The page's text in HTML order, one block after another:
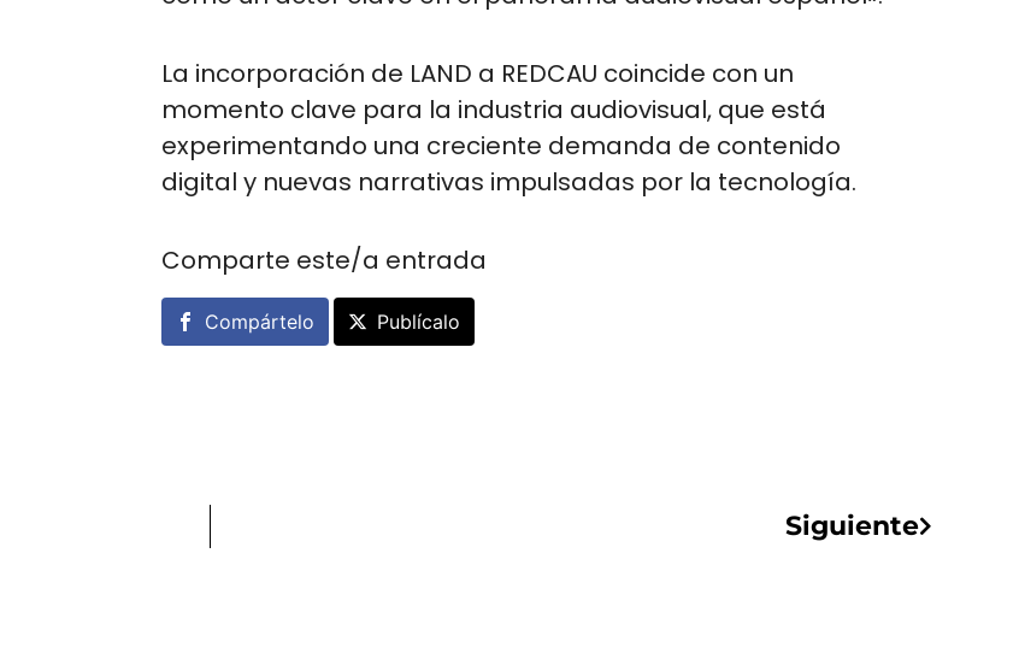
La incorporación de LAND a REDCAU coincide con un
momento clave para la industria audiovisual, que está
experimentando una creciente demanda de contenido
digital y nuevas narrativas impulsadas por la tecnología.
Comparte este/a entrada
Compártelo Publícalo
SiguienteSiguiente